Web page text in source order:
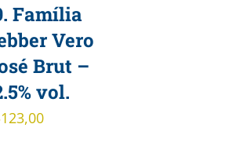
Família
Vero
Brut –
vol.
123,00